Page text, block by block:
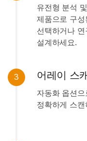
유전형 분석
제품으로 구
선택하거나
설계하세요.
3 어레이 스
자동화 옵션
정확하게 스캔